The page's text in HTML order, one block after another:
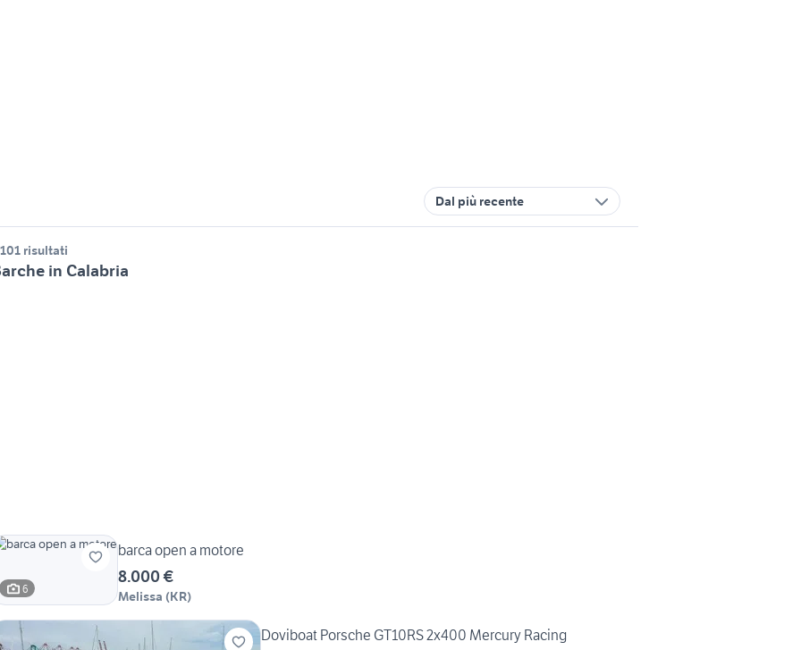
Dal più recente
risultati
in Calabria
6
barca open a motore
8.000 €
Melissa (KR)
Doviboat Porsche GT10RS 2x400 Mercury Racing